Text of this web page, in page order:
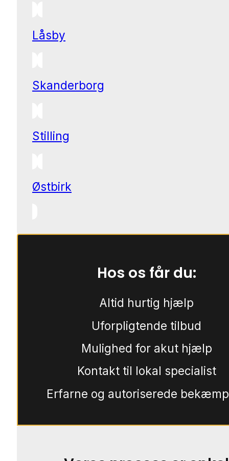
Låsby
Skanderborg
Stilling
Østbirk
Hos os får du:
Altid hurtig hjælp
Uforpligtende tilbud
Mulighed for akut hjælp
Kontakt til lokal specialist
Erfarne og autoriserede